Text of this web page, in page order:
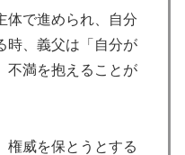
体で進められ、自分
時、義父は「自分が
不満を抱えることが
権威を保とうとする